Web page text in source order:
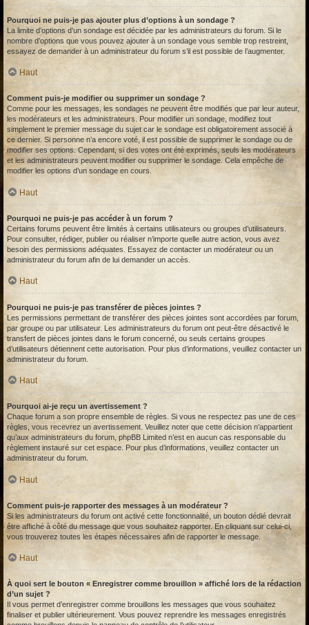
Pourquoi ne puis-je pas ajouter plus d’options à un sondage ?
La limite d’options d’un sondage est décidée par les administrateurs du forum. Si le
nombre d’options que vous pouvez ajouter à un sondage vous semble trop restreint,
essayez de demander à un administrateur du forum s’il est possible de l’augmenter.
Haut
Comment puis-je modifier ou supprimer un sondage ?
Comme pour les messages, les sondages ne peuvent être modifiés que par leur auteur,
les modérateurs et les administrateurs. Pour modifier un sondage, modifiez tout
simplement le premier message du sujet car le sondage est obligatoirement associé à
ce dernier. Si personne n’a encore voté, il est possible de supprimer le sondage ou de
modifier ses options. Cependant, si des votes ont été exprimés, seuls les modérateurs
et les administrateurs peuvent modifier ou supprimer le sondage. Cela empêche de
modifier les options d’un sondage en cours.
Haut
Pourquoi ne puis-je pas accéder à un forum ?
Certains forums peuvent être limités à certains utilisateurs ou groupes d’utilisateurs.
Pour consulter, rédiger, publier ou réaliser n’importe quelle autre action, vous avez
besoin des permissions adéquates. Essayez de contacter un modérateur ou un
administrateur du forum afin de lui demander un accès.
Haut
Pourquoi ne puis-je pas transférer de pièces jointes ?
Les permissions permettant de transférer des pièces jointes sont accordées par forum,
par groupe ou par utilisateur. Les administrateurs du forum ont peut-être désactivé le
transfert de pièces jointes dans le forum concerné, ou seuls certains groupes
d’utilisateurs détiennent cette autorisation. Pour plus d’informations, veuillez contacter un
administrateur du forum.
Haut
Pourquoi ai-je reçu un avertissement ?
Chaque forum a son propre ensemble de règles. Si vous ne respectez pas une de ces
règles, vous recevrez un avertissement. Veuillez noter que cette décision n’appartient
qu’aux administrateurs du forum, phpBB Limited n’est en aucun cas responsable du
règlement instauré sur cet espace. Pour plus d’informations, veuillez contacter un
administrateur du forum.
Haut
Comment puis-je rapporter des messages à un modérateur ?
Si les administrateurs du forum ont activé cette fonctionnalité, un bouton dédié devrait
être affiché à côté du message que vous souhaitez rapporter. En cliquant sur celui-ci,
vous trouverez toutes les étapes nécessaires afin de rapporter le message.
Haut
À quoi sert le bouton « Enregistrer comme brouillon » affiché lors de la rédaction
d’un sujet ?
Il vous permet d’enregistrer comme brouillons les messages que vous souhaitez
finaliser et publier ultérieurement. Vous pouvez reprendre les messages enregistrés